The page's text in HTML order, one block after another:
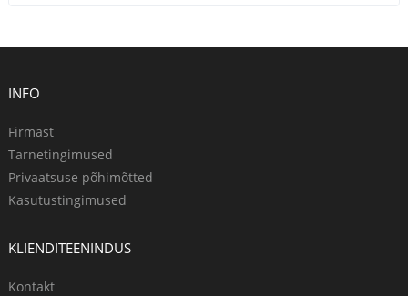
INFO
Firmast
Tarnetingimused
Privaatsuse põhimõtted
Kasutustingimused
KLIENDITEENINDUS
Kontakt